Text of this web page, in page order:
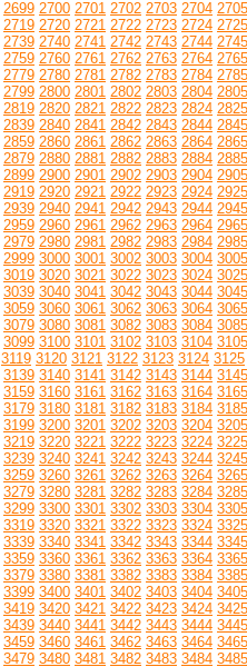
2699 2700 2701 2702 2703 2704 2705
2719 2720 2721 2722 2723 2724 2725
2739 2740 2741 2742 2743 2744 2745
2759 2760 2761 2762 2763 2764 2765
2779 2780 2781 2782 2783 2784 2785
2799 2800 2801 2802 2803 2804 2805
2819 2820 2821 2822 2823 2824 2825
2839 2840 2841 2842 2843 2844 2845
2859 2860 2861 2862 2863 2864 2865
2879 2880 2881 2882 2883 2884 2885
2899 2900 2901 2902 2903 2904 2905
2919 2920 2921 2922 2923 2924 2925
2939 2940 2941 2942 2943 2944 2945
2959 2960 2961 2962 2963 2964 2965
2979 2980 2981 2982 2983 2984 2985
2999 3000 3001 3002 3003 3004 3005
3019 3020 3021 3022 3023 3024 3025
3039 3040 3041 3042 3043 3044 3045
3059 3060 3061 3062 3063 3064 3065
3079 3080 3081 3082 3083 3084 3085
3099 3100 3101 3102 3103 3104 3105
3119 3120 3121 3122 3123 3124 3125
3139 3140 3141 3142 3143 3144 3145
3159 3160 3161 3162 3163 3164 3165
3179 3180 3181 3182 3183 3184 3185
3199 3200 3201 3202 3203 3204 3205
3219 3220 3221 3222 3223 3224 3225
3239 3240 3241 3242 3243 3244 3245
3259 3260 3261 3262 3263 3264 3265
3279 3280 3281 3282 3283 3284 3285
3299 3300 3301 3302 3303 3304 3305
3319 3320 3321 3322 3323 3324 3325
3339 3340 3341 3342 3343 3344 3345
3359 3360 3361 3362 3363 3364 3365
3379 3380 3381 3382 3383 3384 3385
3399 3400 3401 3402 3403 3404 3405
3419 3420 3421 3422 3423 3424 3425
3439 3440 3441 3442 3443 3444 3445
3459 3460 3461 3462 3463 3464 3465
3479 3480 3481 3482 3483 3484 3485